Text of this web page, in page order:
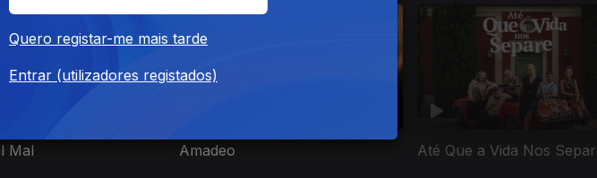
Mal Amadeo Até Que a Vida Nos
Quero registar-me mais tarde
Entrar (utilizadores registados)